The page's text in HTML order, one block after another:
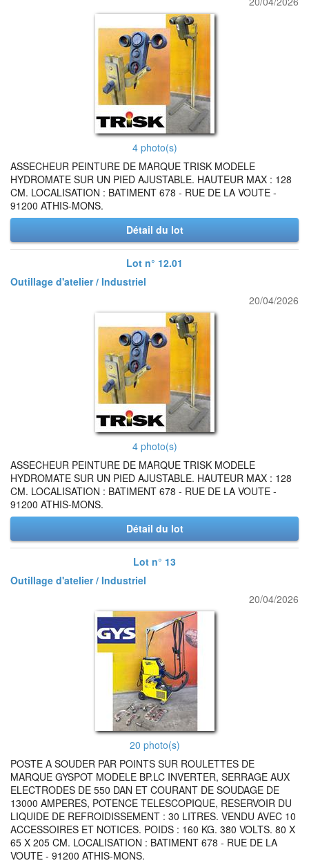
4 photo(s)
ASSECHEUR PEINTURE DE MARQUE TRISK MODELE
HYDROMATE SUR UN PIED AJUSTABLE. HAUTEUR MAX : 128
CM. LOCALISATION : BATIMENT 678 - RUE DE LA VOUTE -
91200 ATHIS-MONS.
Détail du lot
Lot n° 12.01
Outillage d'atelier / Industriel
20/04/2026
4 photo(s)
ASSECHEUR PEINTURE DE MARQUE TRISK MODELE
HYDROMATE SUR UN PIED AJUSTABLE. HAUTEUR MAX : 128
CM. LOCALISATION : BATIMENT 678 - RUE DE LA VOUTE -
91200 ATHIS-MONS.
Détail du lot
Lot n° 13
Outillage d'atelier / Industriel
20/04/2026
20 photo(s)
POSTE A SOUDER PAR POINTS SUR ROULETTES DE
MARQUE GYSPOT MODELE BP.LC INVERTER, SERRAGE AUX
ELECTRODES DE 550 DAN ET COURANT DE SOUDAGE DE
13000 AMPERES, POTENCE TELESCOPIQUE, RESERVOIR DU
LIQUIDE DE REFROIDISSEMENT : 30 LITRES. VENDU AVEC 10
ACCESSOIRES ET NOTICES. POIDS : 160 KG. 380 VOLTS. 80 X
65 X 205 CM. LOCALISATION : BATIMENT 678 - RUE DE LA
VOUTE - 91200 ATHIS-MONS.